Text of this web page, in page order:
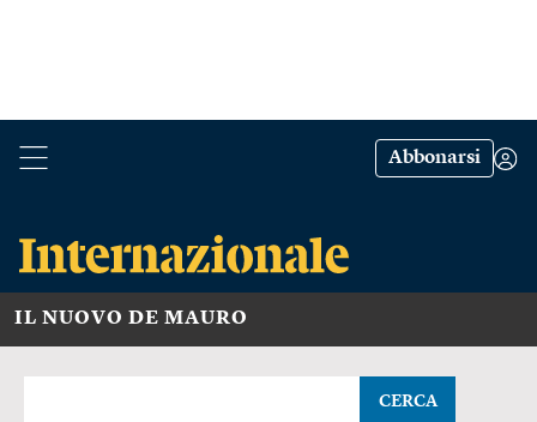
Abbonarsi
IL NUOVO DE MAURO
CERCA